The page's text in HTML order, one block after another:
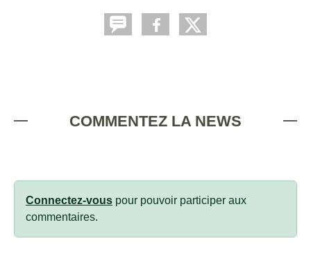
COMMENTEZ LA NEWS
Connectez-vous pour pouvoir participer aux
commentaires.